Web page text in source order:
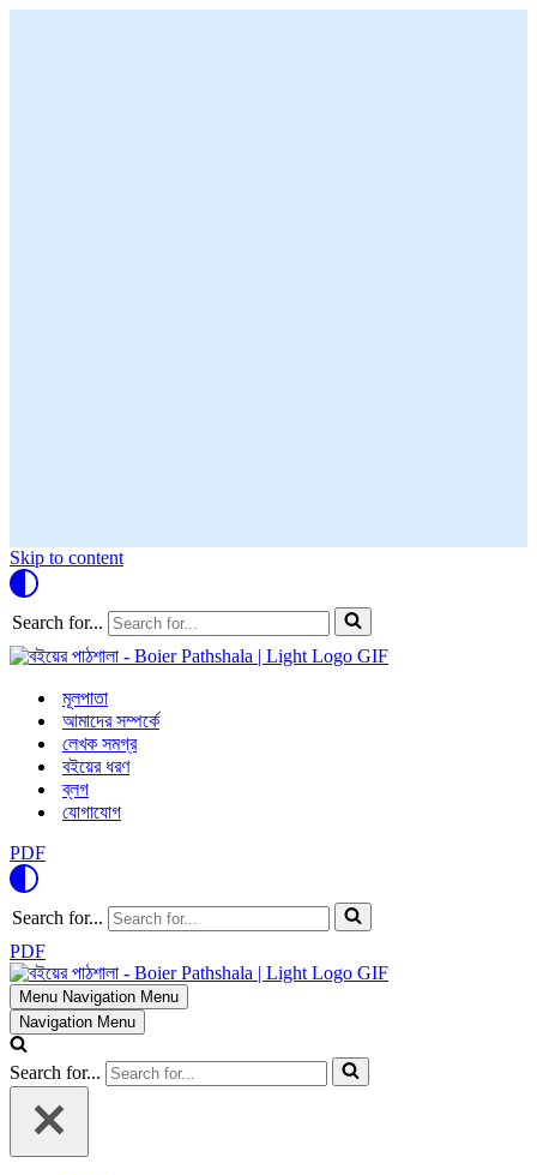
Skip to content
Search for...
মূলপাতা
আমাদের সম্পর্কে
লেখক সমগ্র
বইয়ের ধরণ
ব্লগ
যোগাযোগ
PDF
Search for...
PDF
Menu Navigation Menu
Navigation Menu
Search for...